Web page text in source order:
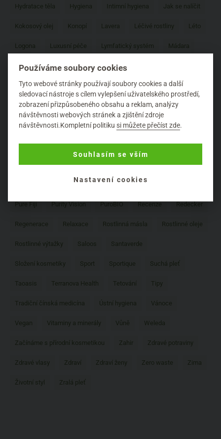
Hydratace těla Hygiena Intimní hygiena Jak se nalíčit
Kokosový olej Konopí Lavera Léčivé rostliny Léto
Logona Luxusní péče Lymfatický systém Mádara
Malki Martina Gebhardt Mastic Spa
Minerální make-up Naobay Natura Siberica New in
Nobilis Tilia Opalování Péče o nehty Péče o nohy
Péče o pleť Péče o rty Péče o ruce Péče o tělo
Péče o vlasy Péče o zuby Pleťové krémy Prázdniny
Přírodní vůně Přírodní značky Pro muže
Prospěšné látky Psychická pohoda
Pure Fiji Purity Vision PuroBIO Recenze Redecker
Regenerace Relaxace Rostlinná másla Rostlinné oleje
Rostlinné výtažky Saloos Santaverde
Složení kosmetiky Sport Sportique Suchá pleť
Taoasis Terranova Health Tetování Tipy
Tradiční čínská medicína Ústní hygiena Vánoce
Vegan Vitaminy a minerály Vůně Weleda
Začínáme s přírodní kosmetikou Zahir Zdravé potraviny
Zdravé vlasy Zdraví Zdraví ženy Zero waste Zima
Životní styl Zralá pleť
Používáme soubory cookies
Tyto webové stránky používají soubory cookies a další
sledovací nástroje s cílem vylepšení uživatelského prostředí,
zobrazení přizpůsobeného obsahu a reklam, analýzy
návštěvnosti webových stránek a zjištění zdroje
návštěvnosti.Kompletní politikusi můžete přečíst zde.
Souhlasím se vším
Nastavení cookies